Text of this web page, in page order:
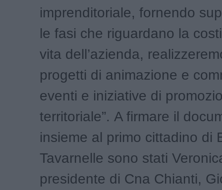
imprenditoriale, fornendo
le fasi che riguardano la
vita dell’azienda,
progetti di animazione e
eventi e iniziative di
territoriale”. A firmare il
insieme al primo cittadino di
Tavarnelle sono stati
presidente di Cna Chianti,